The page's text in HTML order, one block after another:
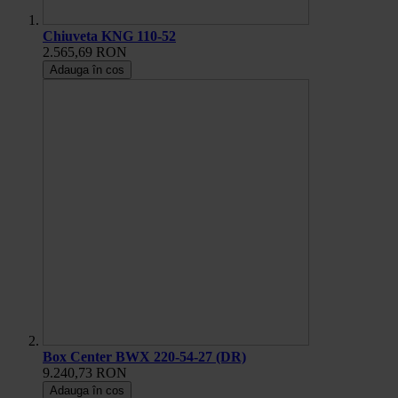
Chiuveta KNG 110-52
2.565,69 RON
Adauga în cos
Box Center BWX 220-54-27 (DR)
9.240,73 RON
Adauga în cos